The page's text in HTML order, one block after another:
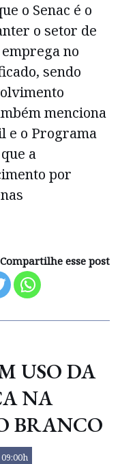
o Senac é o
o setor de
no
sendo
menciona
e o Programa
a
por
Compartilhe esse post
USO DA
NA
BRANCO